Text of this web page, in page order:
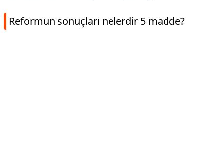
Reformun sonuçları nelerdir 5 madde?